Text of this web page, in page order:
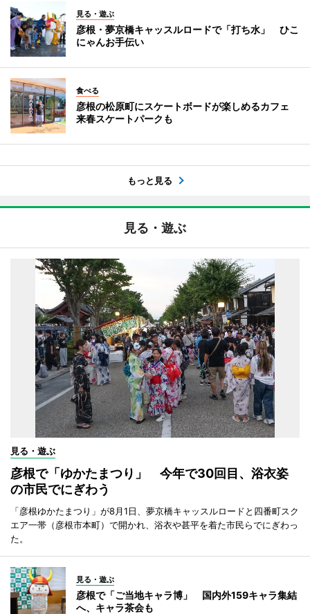
見る・遊ぶ
彦根・夢京橋キャッスルロードで「打ち水」 ひこ
にゃんお手伝い
食べる
彦根の松原町にスケートボードが楽しめるカフェ
来春スケートパークも
もっと見る
見る・遊ぶ
見る・遊ぶ
彦根で「ゆかたまつり」 今年で30回目、浴衣姿
の市民でにぎわう
「彦根ゆかたまつり」が8月1日、夢京橋キャッスルロードと四番町スク
エア一帯（彦根市本町）で開かれ、浴衣や甚平を着た市民らでにぎわっ
た。
見る・遊ぶ
彦根で「ご当地キャラ博」 国内外159キャラ集結
へ、キャラ茶会も